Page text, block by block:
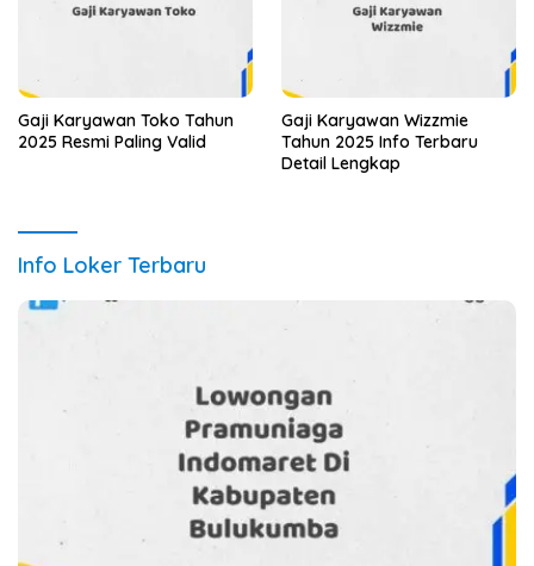
Gaji Karyawan Toko Tahun
2025 Resmi Paling Valid
Gaji Karyawan Wizzmie
Tahun 2025 Info Terbaru
Detail Lengkap
Info Loker Terbaru